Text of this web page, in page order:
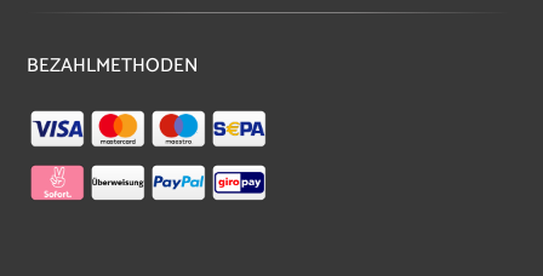
BEZAHLMETHODEN